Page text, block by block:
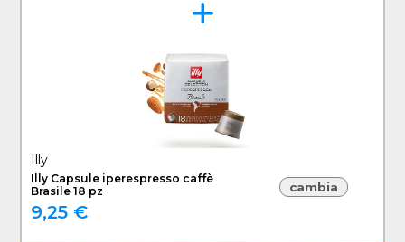
Illy
Illy Capsule iperespresso caffè
Brasile 18 pz
9,25 €
cambia